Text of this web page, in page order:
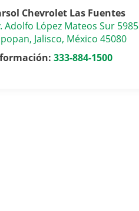
Chevrolet Las Fuentes
Adolfo López Mateos Sur 5985
, Jalisco, México 45080
333-884-1500